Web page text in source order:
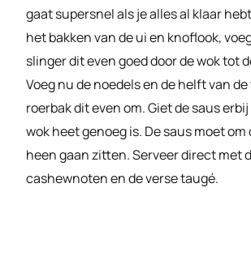
gaat supersnel als je alles al klaar
het bakken van de ui en knoflook,
slinger dit even goed door de wok tot
Voeg nu de noedels en de helft van
roerbak dit even om. Giet de saus
wok heet genoeg is. De saus moet om
heen gaan zitten. Serveer direct met
cashewnoten en de verse taugé.